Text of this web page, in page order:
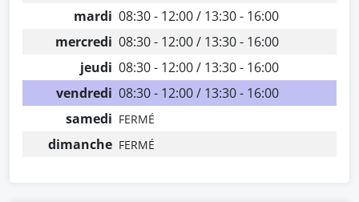
mardi 08:30 - 12:00 / 13:30 - 16:00
mercredi 08:30 - 12:00 / 13:30 - 16:00
jeudi 08:30 - 12:00 / 13:30 - 16:00
vendredi 08:30 - 12:00 / 13:30 - 16:00
samedi FERMÉ
dimanche FERMÉ